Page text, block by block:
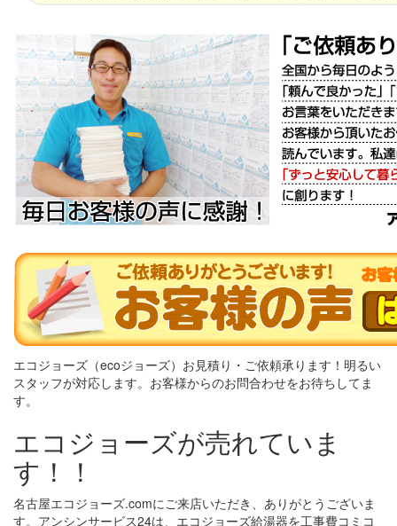
エコジョーズ（ecoジョーズ）お見積り・ご依頼承ります！明るい
スタッフが対応します。お客様からのお問合わせをお待ちしてま
す。
エコジョーズが売れていま
す！！
名古屋エコジョーズ.comにご来店いただき、ありがとうございま
す。アンシンサービス24は、エコジョーズ給湯器を工事費コミコ